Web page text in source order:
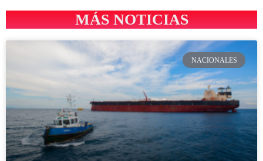
MÁS NOTICIAS
NACIONALES